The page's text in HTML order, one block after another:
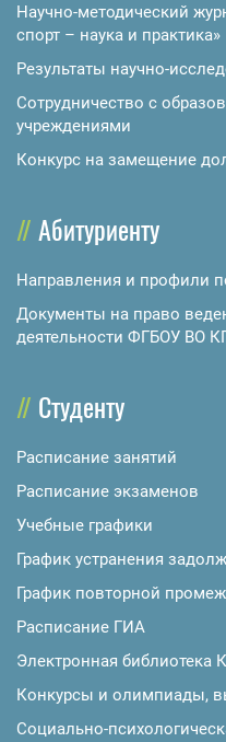
Научно-методический
спорт – наука и практика»
Результаты научно-
Сотрудничество с
учреждениями
Конкурс на замещение
Абитуриенту
Направления и профили
Документы на право
деятельности ФГБОУ ВО
Студенту
Расписание занятий
Расписание экзаменов
Учебные графики
График устранения
График повторной
Расписание ГИА
Электронная библиотека
Конкурсы и олимпиады,
Социально-